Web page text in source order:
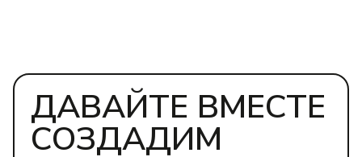
ДАВАЙТЕ ВМЕСТЕ
СОЗДАДИМ